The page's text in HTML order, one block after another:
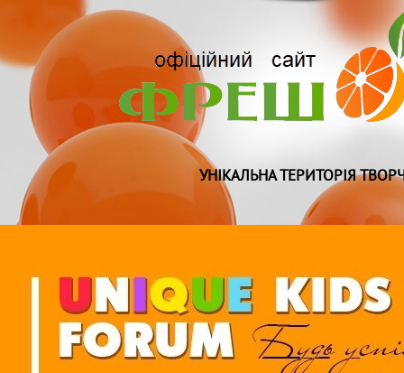
УНІКАЛЬНА ТЕРИТОРІЯ